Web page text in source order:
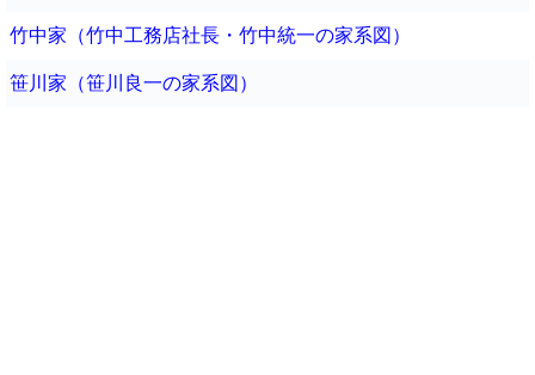
竹中家（竹中工務店社長・竹中統一の家系図）
笹川家（笹川良一の家系図）